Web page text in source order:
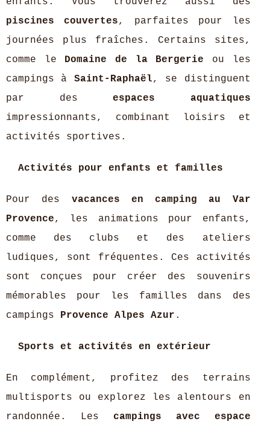
piscines couvertes, parfaites pour les
journées plus fraîches. Certains sites,
comme le Domaine de la Bergerie ou les
campings à Saint-Raphaël, se distinguent
par desespaces aquatiques
impressionnants, combinant loisirs et
activités sportives.
Activités pour enfants et familles
Pour des vacances en camping au Var
Provence, les animations pour enfants,
comme des clubs et des ateliers
ludiques, sont fréquentes. Ces activités
sont conçues pour créer des souvenirs
mémorables pour les familles dans des
campings Provence Alpes Azur .
Sports et activités en extérieur
En complément, profitez des terrains
multisports ou explorez les alentours en
randonnée. Les campings avec espace